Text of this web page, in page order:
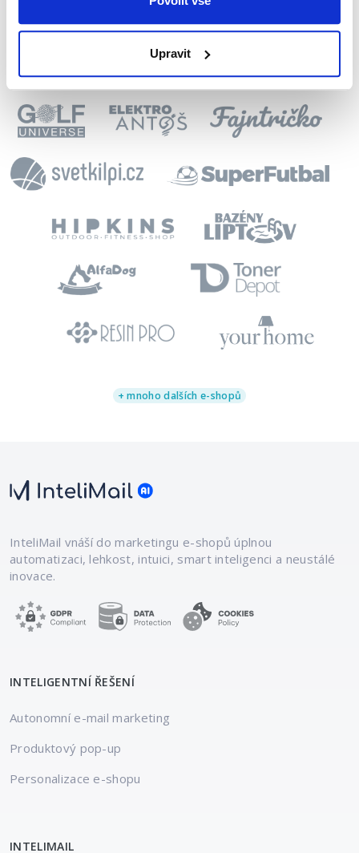
Upravit
+ mnoho dalších e-shopů
InteliMail vnáší do marketingu e-shopů úplnou
automatizaci, lehkost, intuici, smart inteligenci a neustálé
inovace.
INTELIGENTNÍ ŘEŠENÍ
Autonomní e-mail marketing
Produktový pop-up
Personalizace e-shopu
INTELIMAIL